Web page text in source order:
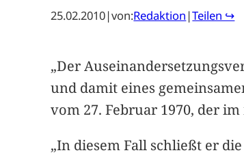
25.02.2010|von:Redaktion |Teilen ↪
„Der
und damit eines
vom 27. Februar 1970, der
„In diesem Fall schließt er